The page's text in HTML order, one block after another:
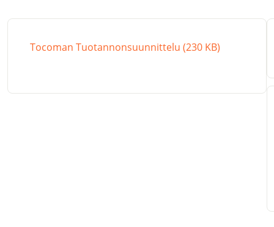
Tocoman Tuotannonsuunnittelu (230 KB)